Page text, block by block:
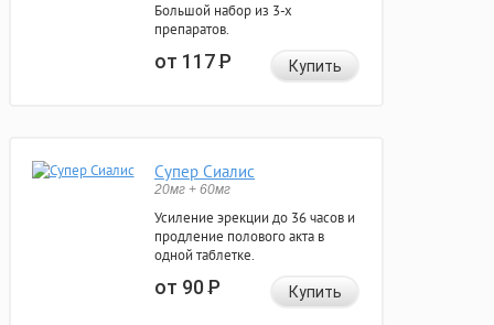
Большой набор из 3-х
препаратов.
от 117Р Купить
Супер Сиалис
20мг + 60мг
Усиление эрекции до 36 часов и
продление полового акта в
одной таблетке.
от 90Р Купить